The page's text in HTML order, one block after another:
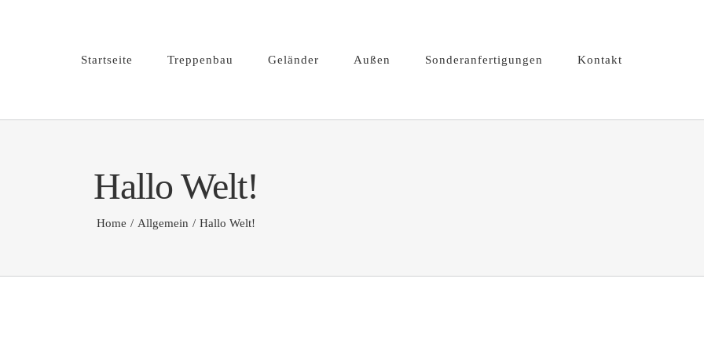
Startseite Treppenbau Geländer Außen Sonderanfertigungen Kontakt
Hallo Welt!
Home Allgemein Hallo Welt!